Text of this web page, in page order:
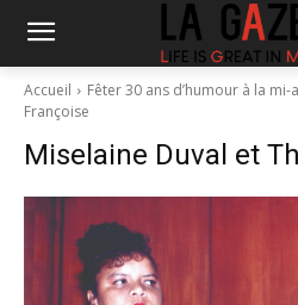
Accueil Fêter 30 ans d’humour à la mi-
Françoise
Miselaine Duval et